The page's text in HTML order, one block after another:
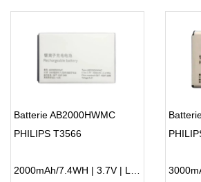
Batterie AB2000HWMC
PHILIPS T3566
2000mAh/7.4WH | 3.7V | Li-ion ...